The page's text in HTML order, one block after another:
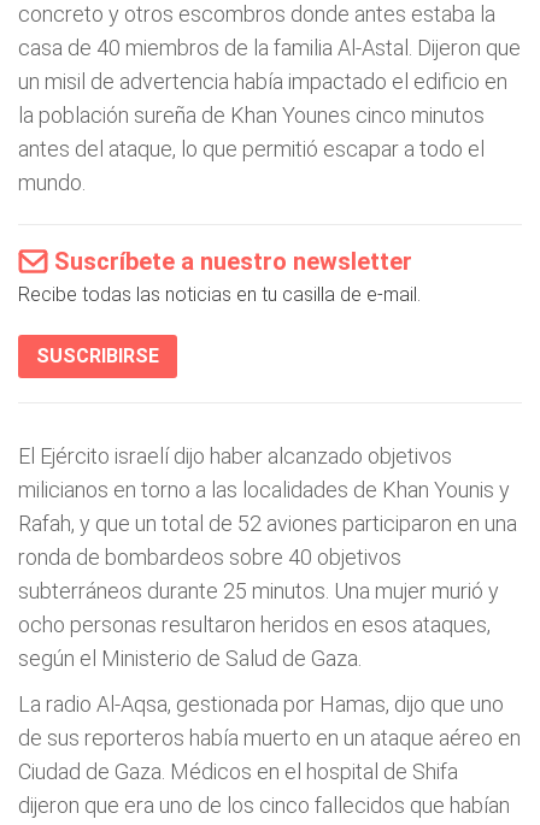
concreto y otros escombros donde antes estaba la
casa de 40 miembros de la familia Al-Astal. Dijeron que
un misil de advertencia había impactado el edificio en
la población sureña de Khan Younes cinco minutos
antes del ataque, lo que permitió escapar a todo el
mundo.
Suscríbete a nuestro newsletter
Recibe todas las noticias en tu casilla de e-mail.
SUSCRIBIRSE
El Ejército israelí dijo haber alcanzado objetivos
milicianos en torno a las localidades de Khan Younis y
Rafah, y que un total de 52 aviones participaron en una
ronda de bombardeos sobre 40 objetivos
subterráneos durante 25 minutos. Una mujer murió y
ocho personas resultaron heridos en esos ataques,
según el Ministerio de Salud de Gaza.
La radio Al-Aqsa, gestionada por Hamas, dijo que uno
de sus reporteros había muerto en un ataque aéreo en
Ciudad de Gaza. Médicos en el hospital de Shifa
dijeron que era uno de los cinco fallecidos que habían